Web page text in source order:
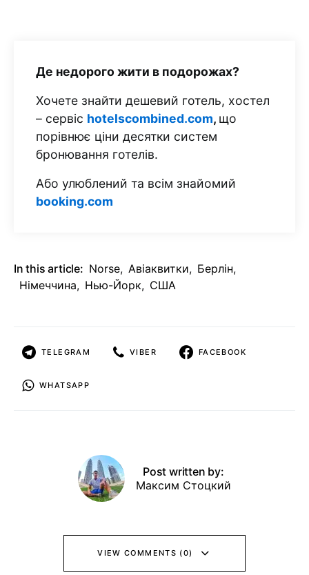
Де недорого жити в подорожах?
Хочете знайти дешевий готель, хостел
– сервіс hotelscombined.com, що
порівнює ціни десятки систем
бронювання готелів.
Або улюблений та всім знайомий
booking.com
In this article: Norse, Авіаквитки, Берлін,
Німеччина, Нью-Йорк, США
TELEGRAM VIBER FACEBOOK
WHATSAPP
Post written by:
Максим Стоцкий
VIEW COMMENTS (0)